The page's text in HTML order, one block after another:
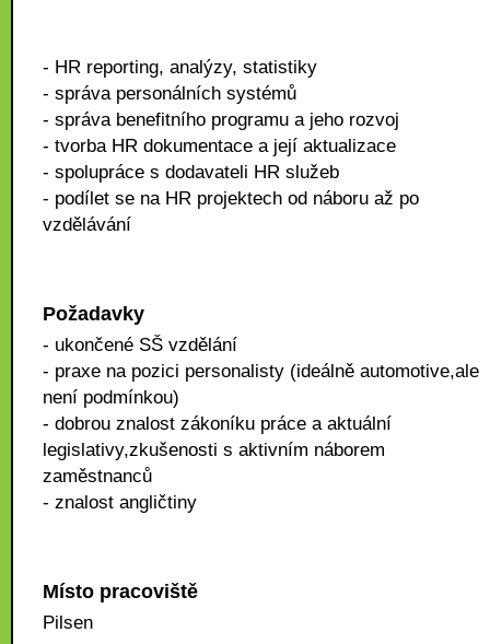
- HR reporting, analýzy, statistiky
- správa personálních systémů
- správa benefitního programu a jeho rozvoj
- tvorba HR dokumentace a její aktualizace
- spolupráce s dodavateli HR služeb
- podílet se na HR projektech od náboru až po
vzdělávání
Požadavky
- ukončené SŠ vzdělání
- praxe na pozici personalisty (ideálně automotive,ale
není podmínkou)
- dobrou znalost zákoníku práce a aktuální
legislativy,zkušenosti s aktivním náborem
zaměstnanců
- znalost angličtiny
Místo pracoviště
Pilsen